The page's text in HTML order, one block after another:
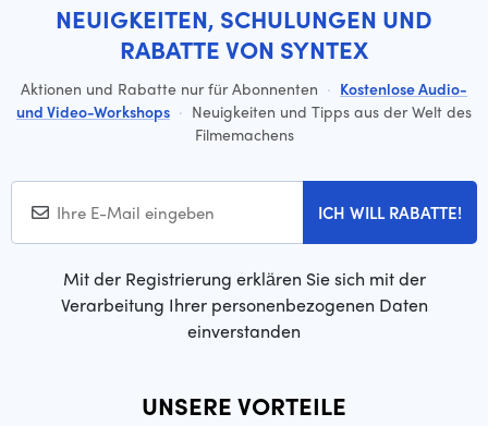
NEUIGKEITEN, SCHULUNGEN UND
RABATTE VON SYNTEX
Aktionen und Rabatte nur für Abonnenten · Kostenlose Audio-
und Video-Workshops · Neuigkeiten und Tipps aus der Welt des
Filmemachens
ICH WILL RABATTE!
Mit der Registrierung erklären Sie sich mit der
Verarbeitung Ihrer personenbezogenen Daten
einverstanden
UNSERE VORTEILE